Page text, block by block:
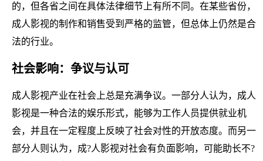
的，但各省之间在具体法律细节上有所不同。在某些省份，
成人影视的制作和销售受到严格的监管，但总体上仍然是合
法的行业。
社会影响：争议与认可
成人影视产业在社会上总是充满争议。一部分人认为，成人
影视是一种合法的娱乐形式，能够为工作人员提供就业机
会，并且在一定程度上反映了社会对性的开放态度。而另一
部分人则认为，成?人影视对社会有负面影响，可能助长不?